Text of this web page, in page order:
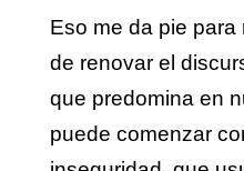
Eso me da pie
de renovar el
que predomina en
puede comenzar